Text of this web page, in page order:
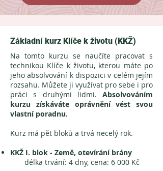
Základní kurz Klíče k životu (KKŽ)
Na tomto kurzu se naučíte pracovat s
technikou Klíče k životu, kterou máte po
jeho absolvování k dispozici v celém jejím
rozsahu. Můžete ji využívat pro sebe i pro
práci s druhými lidmi. Absolvováním
kurzu získáváte oprávnění vést svou
vlastní poradnu.
Kurz má pět bloků a trvá necelý rok.
KKŽ I. blok - Země, otevírání brány
délka trvání: 4 dny, cena: 6 000 Kč